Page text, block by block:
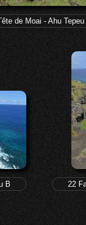
de Moai - Ahu
B 22